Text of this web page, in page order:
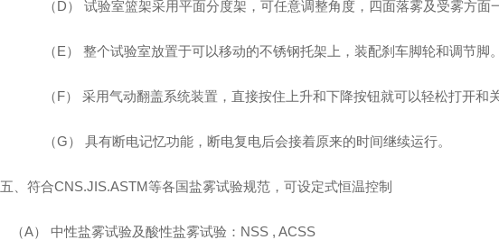
（D） 试验室篮架采用平面分度架，可任意调整角度，四面落雾及受雾方面
（E） 整个试验室放置于可以移动的不锈钢托架上，装配刹车脚轮和调节脚
（F） 采用气动翻盖系统装置，直接按住上升和下降按钮就可以轻松打开和
（G） 具有断电记忆功能，断电复电后会接着原来的时间继续运行。
五、符合CNS.JIS.ASTM等各国盐雾试验规范，可设定式恒温控制
（A） 中性盐雾试验及酸性盐雾试验：NSS , ACSS